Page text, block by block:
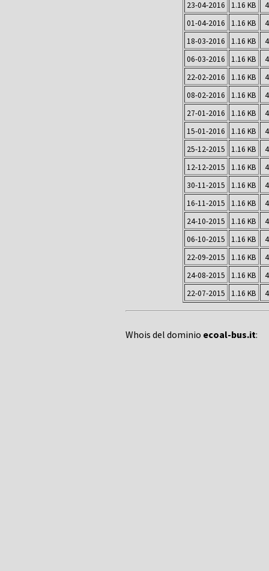
23-04-2016 1.16 KB
01-04-2016
1.16 KB
18-03-2016
1.16 KB
06-03-2016
1.16 KB
22-02-2016
1.16 KB
08-02-2016
1.16 KB
27-01-2016
1.16 KB
15-01-2016
1.16 KB
25-12-2015
1.16 KB
12-12-2015
1.16 KB
30-11-2015
1.16 KB
16-11-2015
1.16 KB
24-10-2015
1.16 KB
06-10-2015
1.16 KB
22-09-2015
1.16 KB
24-08-2015
1.16 KB
22-07-2015
1.16 KB
Whois del dominio ecoal-bus.it: